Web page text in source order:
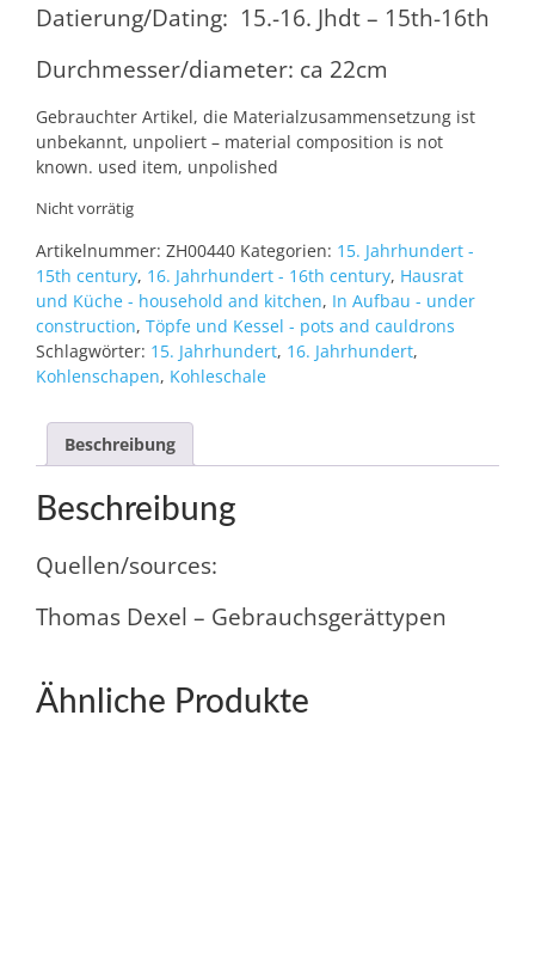
Datierung/Dating: 15.-16. Jhdt – 15th-16th
Durchmesser/diameter: ca 22cm
Gebrauchter Artikel, die Materialzusammensetzung ist
unbekannt, unpoliert – material composition is not
known. used item, unpolished
Nicht vorrätig
Artikelnummer: ZH00440 Kategorien: 15. Jahrhundert -
15th century, 16. Jahrhundert - 16th century, Hausrat
und Küche - household and kitchen, In Aufbau - under
construction, Töpfe und Kessel - pots and cauldrons
Schlagwörter: 15. Jahrhundert, 16. Jahrhundert,
Kohlenschapen, Kohleschale
Beschreibung
Beschreibung
Quellen/sources:
Thomas Dexel – Gebrauchsgerättypen
Ähnliche Produkte